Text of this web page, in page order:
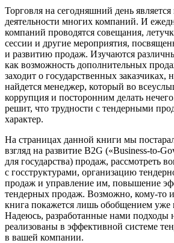
Торговля на сегодняшний день
деятельности многих компаний. И
компаний проводятся совещания,
сессии и другие мероприятия,
и развитию продаж. Изучаются
как возможность дополнительных
заходит о государственных заказчи­ках,
найдется менеджер, который во
коррупция и посторон­ним делать
решит, что трудности с тендерными
характер.
На страницах данной книги мы
взгляд на развитие B2G («Business-to-
для государства) продаж, рассмотреть
с госструктурами, организацию
продаж и управление им, повышение
тендерных продаж. Возможно, кому-то
книга покажется лишь обобщением
Надеюсь, разработанные нами подходы
реализованы в эффективной системе
в вашей компании.